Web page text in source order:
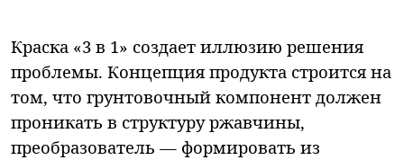
Краска «3 в 1» создает иллюзию решения
проблемы. Концепция продукта строится на
том, что грунтовочный компонент должен
проникать в структуру ржавчины,
преобразователь — формировать из